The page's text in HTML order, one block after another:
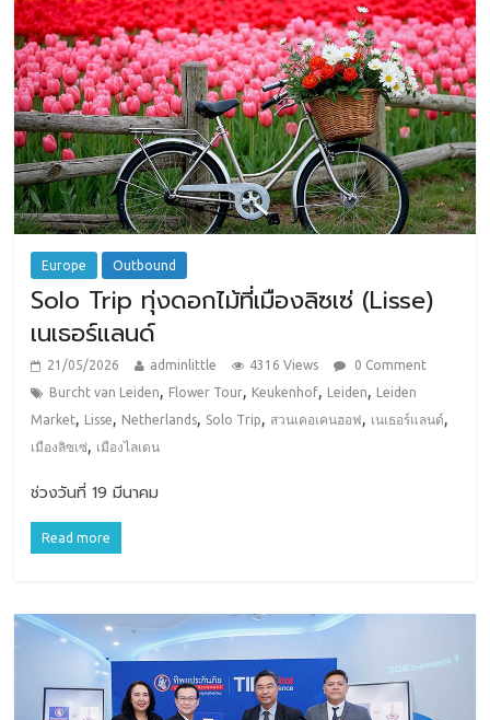
Europe Outbound
Solo Trip ทุ่งดอกไม้ที่เมืองลิซเซ่ (Lisse)
เนเธอร์แลนด์
21/05/2026 adminlittle 4316 Views
0 Comment
Burcht van Leiden, Flower Tour, Keukenhof, Leiden,
Leiden
Market, Lisse, Netherlands, Solo Trip, สวนเคอเคนฮอฟ , เนเธอร์แลนด์,
เมืองลิซเซ่, เมืองไลเดน
ช่วงวันที่ 19 มีนาคม
Read more